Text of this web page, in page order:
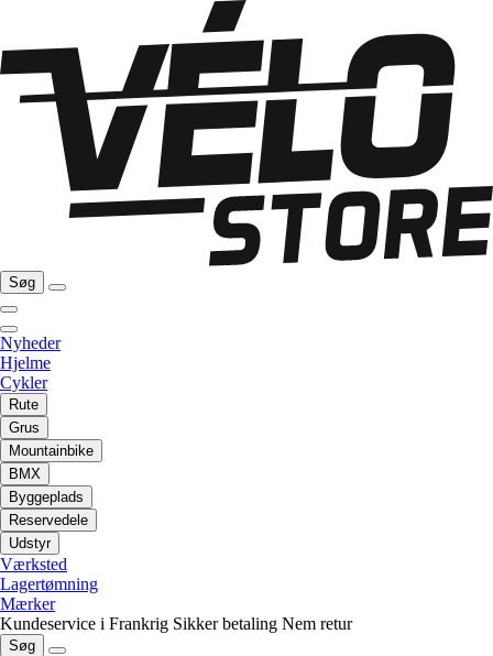
Søg
Nyheder
Hjelme
Cykler
Rute
Grus
Mountainbike
BMX
Byggeplads
Reservedele
Udstyr
Værksted
Lagertømning
Mærker
Kundeservice i Frankrig Sikker betaling Nem retur
Søg